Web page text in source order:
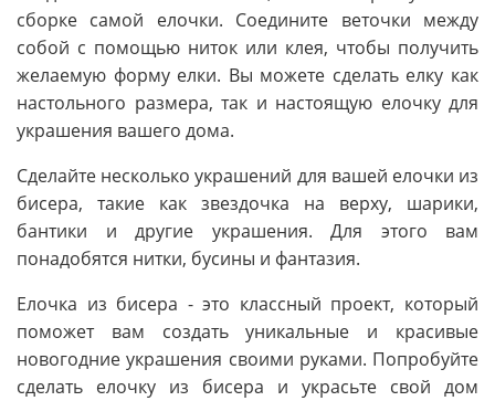
сборке самой елочки. Соедините веточки между
собой с помощью ниток или клея, чтобы получить
желаемую форму елки. Вы можете сделать елку как
настольного размера, так и настоящую елочку для
украшения вашего дома.
Сделайте несколько украшений для вашей елочки из
бисера, такие как звездочка на верху, шарики,
бантики и другие украшения. Для этого вам
понадобятся нитки, бусины и фантазия.
Елочка из бисера - это классный проект, который
поможет вам создать уникальные и красивые
новогодние украшения своими руками. Попробуйте
сделать елочку из бисера и украсьте свой дом